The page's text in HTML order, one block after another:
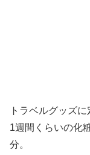
トラベルグッズに
1週間くらいの化
分。